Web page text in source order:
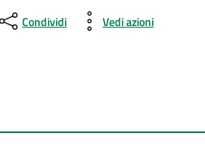
Condividi Vedi azioni